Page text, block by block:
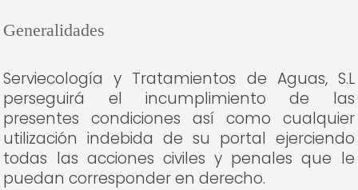
Generalidades
Serviecología y Tratamientos de Aguas, S.L
perseguirá el incumplimiento de las
presentes condiciones así como cualquier
utilización indebida de su portal ejerciendo
todas las acciones civiles y penales que le
puedan corresponder en derecho.